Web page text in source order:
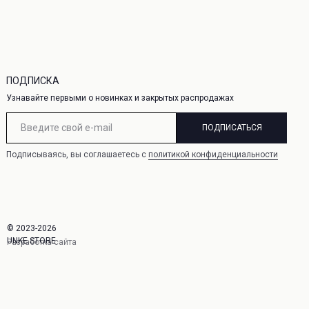
ПОДПИСАТЬСЯ
© 2023-2026
UNKE.STORE
Подписываясь, вы соглашаетесь с политикой конфиденциальности
ПОДПИСКА
Узнавайте первыми о новинках и закрытых распродажах
Разработка сайта